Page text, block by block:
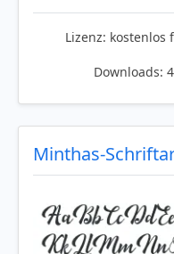
Lizenz: kostenlos
Downloads:
Minthas-